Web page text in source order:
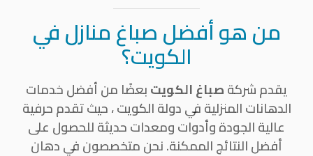
من هو أفضل صباغ منازل في
الكويت؟
يقدم شركةصباغ الكويتبعضًا من أفضل خدمات
الدهانات المنزلية في دولة الكويت ، حيث تقدم حرفية
عالية الجودة وأدوات ومعدات حديثة للحصول على
أفضل النتائج الممكنة. نحن متخصصون في دهان